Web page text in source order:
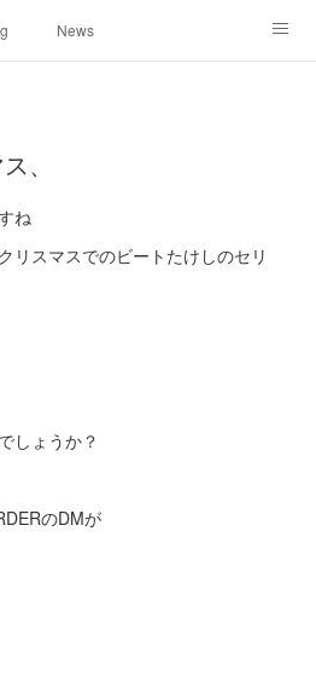
News
、
ね
リスマスでのビートたけしのセリ
しょうか？
のDMが